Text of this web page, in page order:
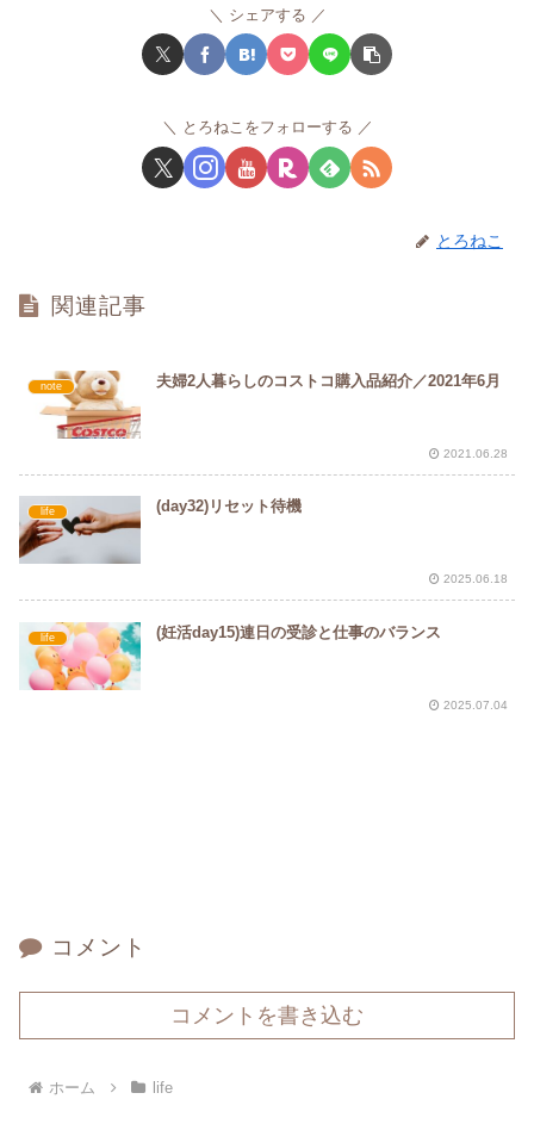
シェアする
とろねこをフォローする
とろねこ
関連記事
note 夫婦2人暮らしのコストコ購入品紹介／2021年6月
2021.06.28
life (day32)リセット待機
2025.06.18
life (妊活day15)連日の受診と仕事のバランス
2025.07.04
コメント
コメントを書き込む
ホーム life